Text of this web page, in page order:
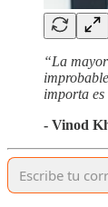
“La
importa
- Vinod